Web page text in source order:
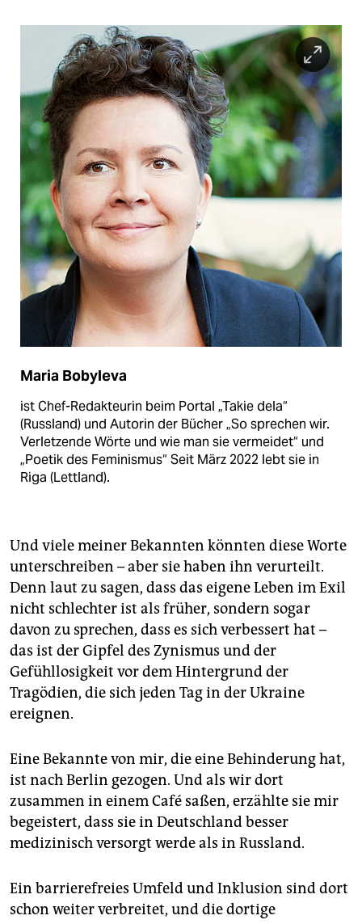
Maria Bobyleva
ist Chef-Redakteurin beim Portal „Takie dela“
(Russland) und Autorin der Bücher „So sprechen wir.
Verletzende Wörte und wie man sie vermeidet“ und
„Poetik des Feminismus“ Seit März 2022 lebt sie in
Riga (Lettland).
Und viele meiner Bekannten könnten diese Worte
unterschreiben – aber sie haben ihn verurteilt.
Denn laut zu sagen, dass das eigene Leben im Exil
nicht schlechter ist als früher, sondern sogar
davon zu sprechen, dass es sich verbessert hat –
das ist der Gipfel des Zynismus und der
Gefühllosigkeit vor dem Hintergrund der
Tragödien, die sich jeden Tag in der Ukraine
ereignen.
Eine Bekannte von mir, die eine Behinderung hat,
ist nach Berlin gezogen. Und als wir dort
zusammen in einem Café saßen, erzählte sie mir
begeistert, dass sie in Deutschland besser
medizinisch versorgt werde als in Russland.
Ein barrierefreies Umfeld und Inklusion sind dort
schon weiter verbreitet, und die dortige